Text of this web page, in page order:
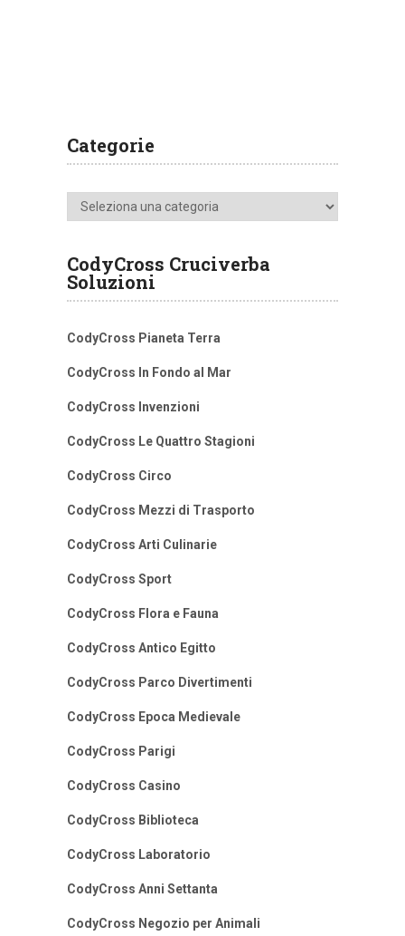
Categorie
Categorie
CodyCross Cruciverba
Soluzioni
CodyCross Pianeta Terra
CodyCross In Fondo al Mar
CodyCross Invenzioni
CodyCross Le Quattro Stagioni
CodyCross Circo
CodyCross Mezzi di Trasporto
CodyCross Arti Culinarie
CodyCross Sport
CodyCross Flora e Fauna
CodyCross Antico Egitto
CodyCross Parco Divertimenti
CodyCross Epoca Medievale
CodyCross Parigi
CodyCross Casino
CodyCross Biblioteca
CodyCross Laboratorio
CodyCross Anni Settanta
CodyCross Negozio per Animali